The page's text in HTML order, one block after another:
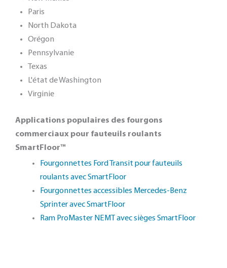
Paris
North Dakota
Orégon
Pennsylvanie
Texas
L'état de Washington
Virginie
Applications populaires des fourgons
commerciaux pour fauteuils roulants
SmartFloor™
Fourgonnettes Ford Transit pour fauteuils
roulants avec SmartFloor
Fourgonnettes accessibles Mercedes-Benz
Sprinter avec SmartFloor
Ram ProMaster NEMT avec sièges SmartFloor